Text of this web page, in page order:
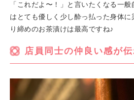
「これだよ〜！」と言いたくなる一
はとても優しく少し酔っ払った身体
り締めのお茶漬けは最高ですね♪
店員同士の仲良い感が